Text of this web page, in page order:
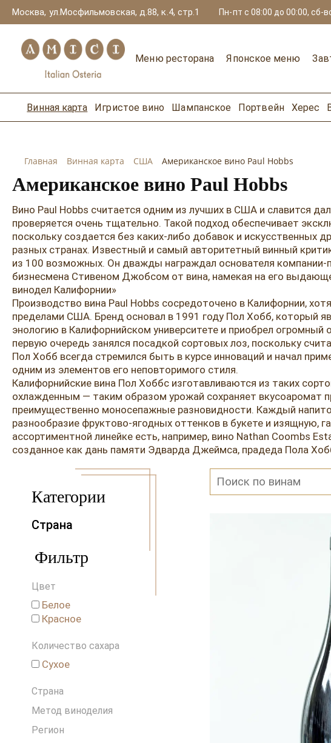
Москва, ул.Мосфильмовская, д.88, к.4, стр.1 Пн-пт с 08:00 до 00:00, сб-
Меню ресторана Японское меню
Винная карта Игристое вино Шампанское Портвейн Херес
Главная Винная карта США Американское вино Paul Hobbs
Американское вино Paul Hobbs
Вино Paul Hobbs считается одним из лучших в США и славится
проверяется очень тщательно. Такой подход обеспечивает
поскольку создается без каких-либо добавок и искусственных
разных странах. Известный и самый авторитетный винный
из 100 возможных. Он дважды награждал основателя компании-
бизнесмена Стивеном Джобсом от вина, намекая на его
винодел Калифорнии»
Производство вина Paul Hobbs сосредоточено в Калифорнии,
пределами США. Бренд основал в 1991 году Пол Хобб, который
энологию в Калифорнийском университете и приобрел
первую очередь занялся посадкой сортовых лоз, поскольку
Пол Хобб всегда стремился быть в курсе инноваций и начал
одним из элементов его неповторимого стиля.
Калифорнийские вина Пол Хоббс изготавливаются из таких
охлажденным — таким образом урожай сохраняет вкусоаромат
преимущественно моносепажные разновидности. Каждый
разнообразие фруктово-ягодных оттенков в букете и
ассортиментной линейке есть, например, вино Nathan Coombs
созданное как дань памяти Эдварда Джеймса, прадеда Пола
Категории
Страна
Австрия
Венгрия
Германия
Греция
Израиль
Испания
Ливан
Новая Зеландия
Португалия
Фильтр
Цвет
Белое
Красное
Количество сахара
Сухое
Страна
Метод виноделия
Регион